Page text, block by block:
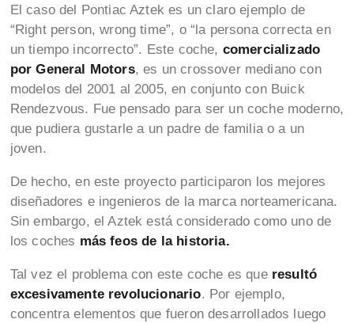
El caso del Pontiac Aztek es un claro ejemplo de
“Right person, wrong time”, o “la persona correcta en
un tiempo incorrecto”. Este coche, comercializado
por General Motors, es un crossover mediano con
modelos del 2001 al 2005, en conjunto con Buick
Rendezvous. Fue pensado para ser un coche moderno,
que pudiera gustarle a un padre de familia o a un
joven.
De hecho, en este proyecto participaron los mejores
diseñadores e ingenieros de la marca norteamericana.
Sin embargo, el Aztek está considerado como uno de
los coches más feos de la historia.
Tal vez el problema con este coche es que resultó
excesivamente revolucionario. Por ejemplo,
concentra elementos que fueron desarrollados luego